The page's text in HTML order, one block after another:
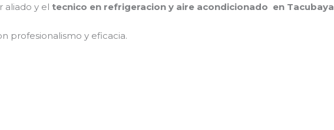
aliado y el tecnico en refrigeracion y aire acondicionado en Tacubaya
profesionalismo y eficacia.